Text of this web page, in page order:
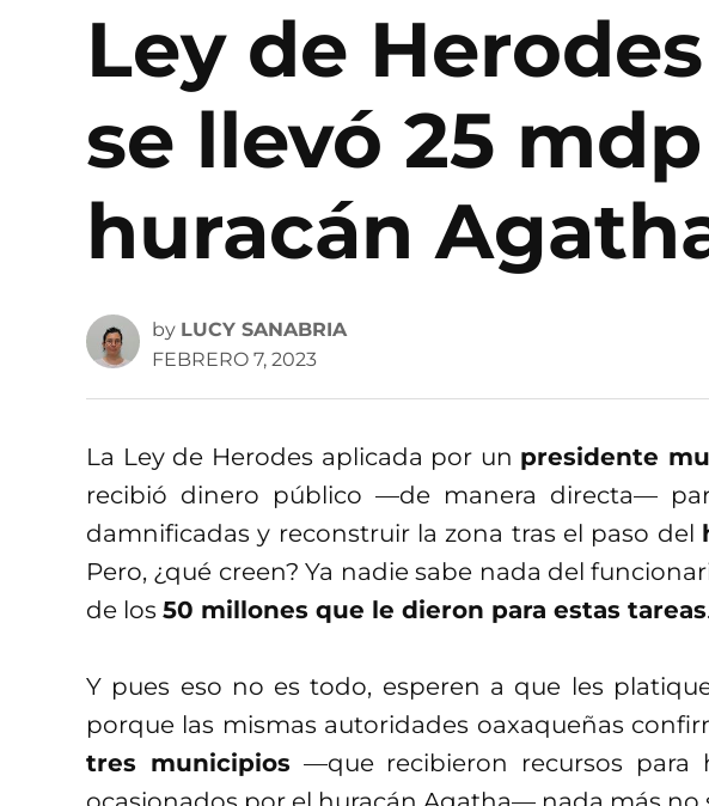
Ley de
se llevó 25
huracán
by LUCY SANABRIA
FEBRERO 7, 2023
La Ley de Herodes aplicada por un presidente
recibió dinero público —de manera directa—
damnificadas y reconstruir la zona tras el paso del
Pero, ¿qué creen? Ya nadie sabe nada del
de los 50 millones que le dieron para estas tareas.
Y pues eso no es todo, esperen a que les
porque las mismas autoridades oaxaqueñas
tres municipios—que recibieron recursos para